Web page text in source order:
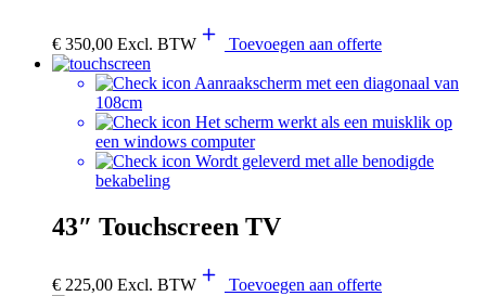
€ 350,00 Excl. BTW Toevoegen aan offerte
Aanraakscherm met een diagonaal van
108cm
Het scherm werkt als een muisklik op
een windows computer
Wordt geleverd met alle benodigde
bekabeling
43″ Touchscreen TV
€ 225,00 Excl. BTW Toevoegen aan offerte